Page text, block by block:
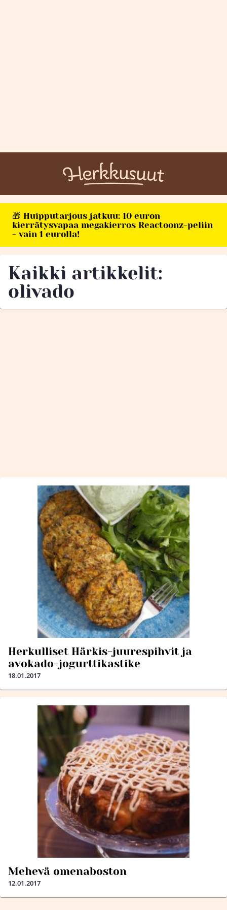
🎁 Huipputarjous jatkuu: 10 euron
kierrätysvapaa megakierros Reactoonz-peliin
- vain 1 eurolla!
Kaikki artikkelit:
olivado
Herkulliset Härkis-juurespihvit ja
avokado-jogurttikastike
18.01.2017
Mehevä omenaboston
12.01.2017